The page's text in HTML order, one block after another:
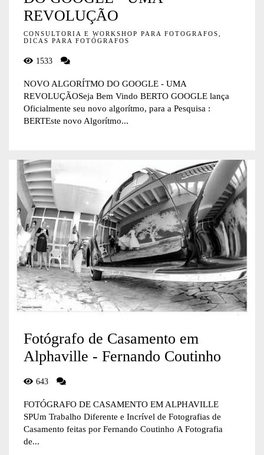
REVOLUÇÃO
CONSULTORIA E WORKSHOP PARA FOTOGRAFOS,
DICAS PARA FOTÓGRAFOS
1533
NOVO ALGORÍTMO DO GOOGLE - UMA
REVOLUÇÃOSeja Bem Vindo BERTO GOOGLE lança
Oficialmente seu novo algorítmo, para a Pesquisa :
BERTEste novo Algorítmo...
Fotógrafo de Casamento em
Alphaville - Fernando Coutinho
643
FOTÓGRAFO DE CASAMENTO EM ALPHAVILLE
SPUm Trabalho Diferente e Incrível de Fotografias de
Casamento feitas por Fernando Coutinho A Fotografia
de...